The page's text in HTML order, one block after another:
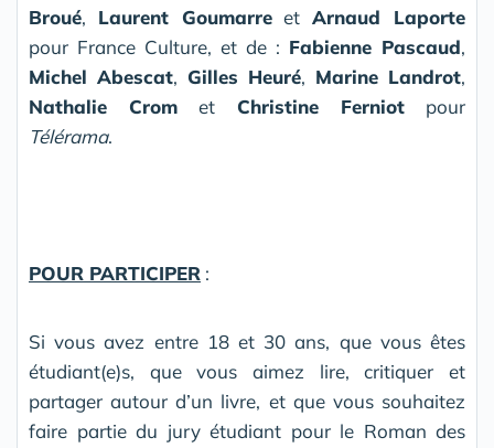
Broué, Laurent GoumarreetArnaud Laporte
pour France Culture, et de : Fabienne Pascaud,
Michel Abescat, Gilles Heuré, Marine Landrot,
Nathalie Crom et Christine Ferniotpour
Télérama.
POUR PARTICIPER :
Si vous avez entre 18 et 30 ans, que vous êtes
étudiant(e)s, que vous aimez lire, critiquer et
partager autour d’un livre, et que vous souhaitez
faire partie du jury étudiant pour le Roman des